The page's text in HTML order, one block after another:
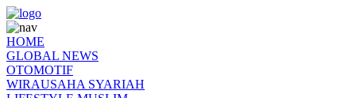
HOME
GLOBAL NEWS
OTOMOTIF
WIRAUSAHA SYARIAH